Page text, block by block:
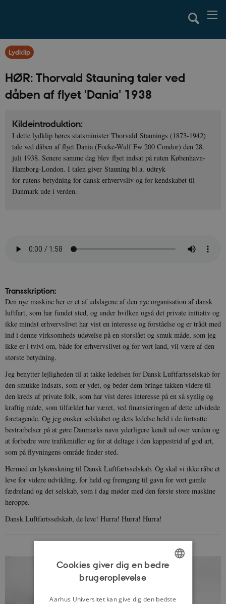
Lydklip
HØR: Thorvald Stauning taler ved
dåben af flyet 'Dania' 1938
Kildeintroduktion:
I dette lydklip høres statsminister Thorvald Staunings (1873-1942)
tale ved dåben af flyet Dania (Focke-Wulf Fw 200 Condor) den 28.
juli 1938. Senere samme dag blev flyet indsat på ruten København-
Hamborg-London. I talen giver Stauning bl.a. udtryk
for rutens betydning for dansk erhvervsliv og for kendskabet til
Danmark ude i verden.
Transskription:
Den nye maskine her er et af udslagene af den nye organisation af dansk
luftfart, som har fundet sted, og under hvilken også det private initiativ og
ikke mindst erhvervslivet har vist en interesse og forståelse og er trådt med
ind i denne virksomheds udøvelse på en storslået og smuk måde, som jeg
ikke er i tvivl om, både for erhvervslivet og for vort land, vil være af den
største betydning.
Jeg benytter lejligheden til at takke ledelsen for Dansk Luftfartsselskab for
den smukke indsats, som er ydet, og beder dem bringe takken videre til
den kreds af private folk, som har vist deres interesse på en så synlig og
kraftig måde, som tilfældet har været, ved finansieringen af dette udvidede
foretagende. Og jeg ønsker selskabet og dets ledelse held i de fortsatte
bestræbelser på at gøre Danmarks navn yderligere kendt ud over verden og
at forbedre vore trafikmidler og for at deltage i den kappestrid af god art,
som på flyvningens område finder sted.
Hermed en lykønskning til Dansk Luftfartsselskab. Og skal vi ikke råbe et
leve for videre udvikling, for held og fremgang til gavn for vort gamle
fædreland og det selskab, som i dag møder med den første store maskine
heroppe.
Dansk Luftfartsselskab, de leve! Hurra! Hurra! Hurra!
DANISH
Cookies giver dig en bedre
brugeroplevelse
Aarhus Universitet kan give dig den bedste